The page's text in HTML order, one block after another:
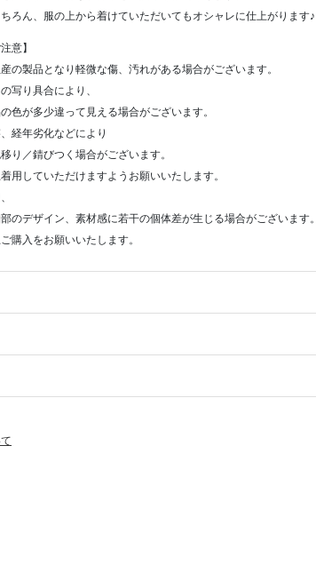
ろん、服の上から着けていただいてもオシャレに仕上がります♪
意】
の製品となり軽微な傷、汚れがある場合がございます。
写り具合により、
色が多少違って見える場合がございます。
経年劣化などにより
り／錆びつく場合がございます。
用していただけますようお願いいたします。
のデザイン、素材感に若干の個体差が生じる場合がございます。
購入をお願いいたします。